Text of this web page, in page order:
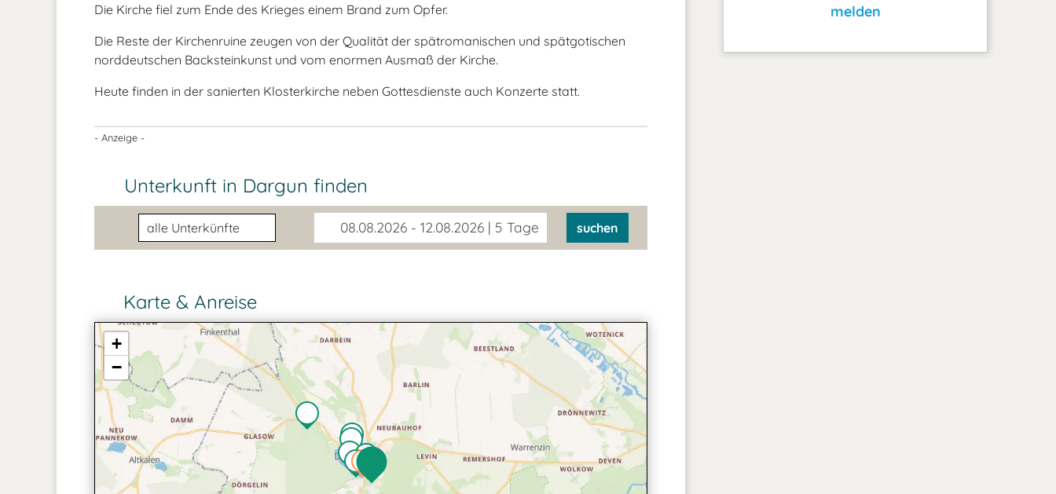
Die Kirche fiel zum Ende des Krieges einem Brand zum Opfer.
Die Reste der Kirchenruine zeugen von der Qualität der spätromanischen und spätgotischen
norddeutschen Backsteinkunst und vom enormen Ausmaß der Kirche.
Heute finden in der sanierten Klosterkirche neben Gottesdienste auch Konzerte statt.
- Anzeige -
Unterkunft in Dargun finden
Unterkunftsart 08.08.2026 - 12.08.2026 | 5 Tage suchen
Karte & Anreise
+
−
melden